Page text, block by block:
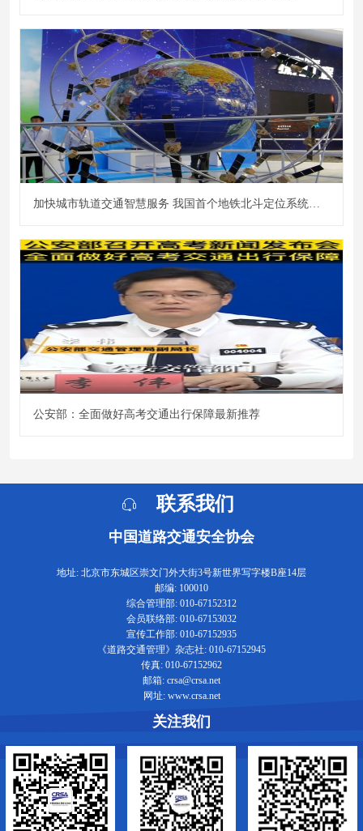
加快城市轨道交通智慧服务 我国首个地铁北斗定位系统开建
公安部：全面做好高考交通出行保障最新推荐
联系我们
中国道路交通安全协会
地址: 北京市东城区崇文门外大街3号新世界写字楼B座14层
邮编: 100010
综合管理部: 010-67152312
会员联络部: 010-67153032
宣传工作部: 010-67152935
《道路交通管理》杂志社: 010-67152945
传真: 010-67152962
邮箱: crsa@crsa.net
网址: www.crsa.net
关注我们